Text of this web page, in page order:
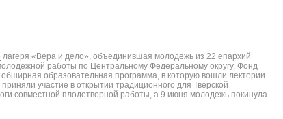
лагеря «Вера и дело», объединившая молодежь из 22 епархий
работы по Центральному Федеральному округу, Фонд
образовательная программа, в которую вошли лектории
участие в открытии традиционного для Тверской
совместной плодотворной работы, а 9 июня молодежь покинула